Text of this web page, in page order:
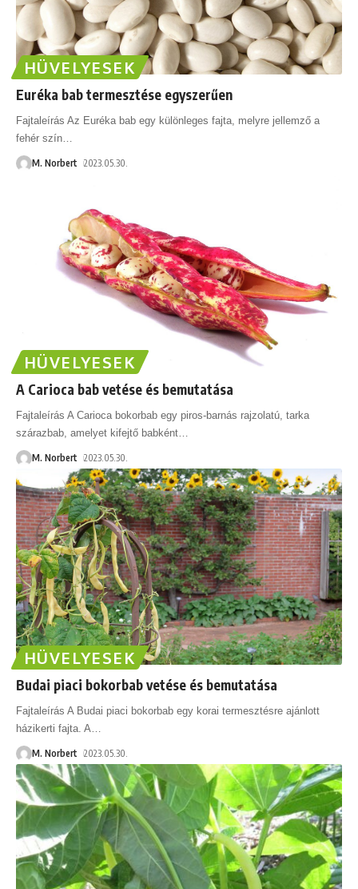
HÜVELYESEK
Euréka bab termesztése egyszerűen
Fajtaleírás Az Euréka bab egy különleges fajta, melyre jellemző a
fehér szín
M. Norbert 2023.05.30.
HÜVELYESEK
A Carioca bab vetése és bemutatása
Fajtaleírás A Carioca bokorbab egy piros-barnás rajzolatú, tarka
szárazbab, amelyet kifejtő babként…
M. Norbert 2023.05.30.
HÜVELYESEK
Budai piaci bokorbab vetése és bemutatása
Fajtaleírás A Budai piaci bokorbab egy korai termesztésre ajánlott
házikerti fajta. A…
M. Norbert 2023.05.30.